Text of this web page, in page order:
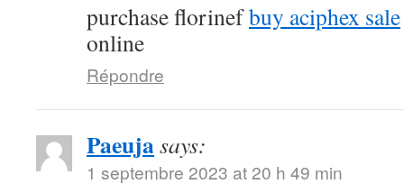
purchase florinefbuy aciphex sale
online
Répondre
Paeujasays:
1 septembre 2023 at 20 h 49 min